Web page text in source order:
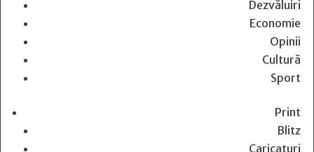
Dezvăluiri
Economie
Opinii
Cultură
Sport
Print
Blitz
Caricaturi